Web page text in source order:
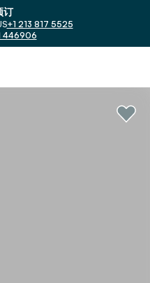
订
+1 213 817 5525
446906